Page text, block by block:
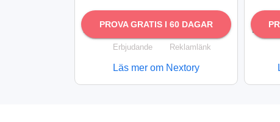
PROVA GRATIS I 60 DAGAR
Erbjudande Reklamlänk
Läs mer om Nextory